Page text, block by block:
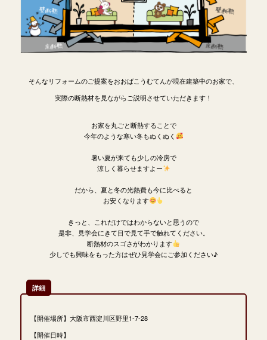
そんなリフォームのご提案をおおばこうむてんが現在建築中のお家で、
実際の断熱材を見ながらご説明させていただきます！
お家を丸ごと断熱することで
今年のような寒い冬もぬくぬく
暑い夏が来ても少しの冷房で
涼しく暮らせますよー
だから、夏と冬の光熱費も今に比べると
お安くなります
きっと、これだけではわからないと思うので
是非、見学会にきて目で見て手で触れてください。
断熱材のスゴさがわかります
少しでも興味をもった方はぜひ見学会にご参加ください♪
詳細
【開催場所】大阪市西淀川区野里1-7-28
【開催日時】